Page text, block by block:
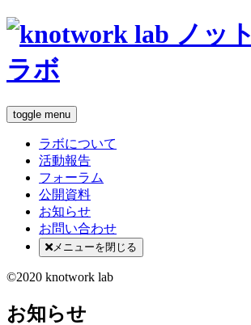
toggle menu
ラボについて
活動報告
フォーラム
公開資料
お知らせ
お問い合わせ
メニューを閉じる
©2020 knotwork lab
お知らせ